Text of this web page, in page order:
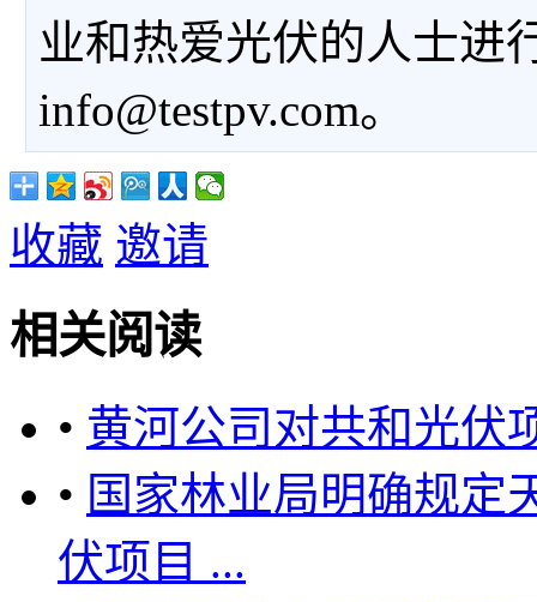
业和热爱光伏的人士进
info@testpv.com。
收藏 邀请
相关阅读
• 黄河公司对共和光伏
• 国家林业局明确规定
伏项目 ...